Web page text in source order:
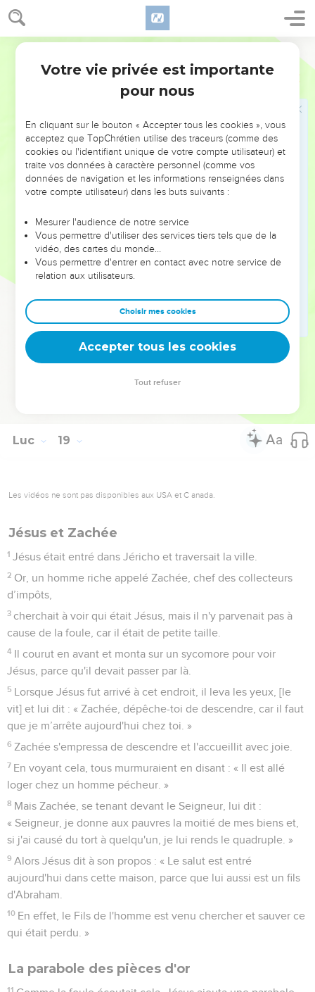
18
il ressuscitera. »
Mais les disciples ne comprirent rien à cela : c'était pour
eux un langage obscur, des paroles dont ils ne saisissaient
pas le sens.
Jésus guérit un aveugle
Comme Jésus était près de Jéricho, un aveugle était assis
au bord du chemin et mendiait.
Il entendit la foule passer et demanda ce qui se passait.
On lui dit : « C'est Jésus de Nazareth qui passe. »
Ceux qui marchaient devant le reprenaient pour le faire
taire, mais il criait beaucoup plus fort : « Fils de David, aie
pitié de moi ! »
Jésus s'arrêta et ordonna qu'on le lui amène ; quand il fut
près de lui, il lui demanda :
« Que veux-tu que je fasse pour toi ? » Il répondit :
« Seigneur, que je retrouve la vue. »
Jésus lui dit : « Retrouve la vue, ta foi t'a sauvé. »
Il retrouva immédiatement la vue et suivit Jésus en
Luc 19
Les vidéos ne sont pas disponibles aux USA et C anada.
Jésus et Zachée
1 Jésus était entré dans Jéricho et traversait la ville.
2 Or, un homme riche appelé Zachée, chef des collecteurs
d’impôts,
3 cherchait à voir qui était Jésus, mais il n'y parvenait pas à
cause de la foule, car il était de petite taille.
4 Il courut en avant et monta sur un sycomore pour voir
Jésus, parce qu'il devait passer par là.
5 Lorsque Jésus fut arrivé à cet endroit, il leva les yeux, [le
vit] et lui dit : « Zachée, dépêche-toi de descendre, car il faut
que je m’arrête aujourd'hui chez toi. »
6 Zachée s'empressa de descendre et l'accueillit avec joie.
7 En voyant cela, tous murmuraient en disant : « Il est allé
loger chez un homme pécheur. »
8 Mais Zachée, se tenant devant le Seigneur, lui dit :
« Seigneur, je donne aux pauvres la moitié de mes biens et,
si j'ai causé du tort à quelqu'un, je lui rends le quadruple. »
9 Alors Jésus dit à son propos : « Le salut est entré
aujourd'hui dans cette maison, parce que lui aussi est un fils
d'Abraham.
10 En effet, le Fils de l'homme est venu chercher et sauver ce
qui était perdu. »
La parabole des pièces d'or
11
Votre vie privée est importante
pour nous
En cliquant sur le bouton « Accepter tous les cookies », vous
acceptez que TopChrétien utilise des traceurs (comme des
cookies ou l'identifiant unique de votre compte utilisateur) et
traite vos données à caractère personnel (comme vos
données de navigation et les informations renseignées dans
votre compte utilisateur) dans les buts suivants :
Mesurer l'audience de notre service
Vous permettre d'utiliser des services tiers tels que de la
vidéo, des cartes du monde…
Vous permettre d'entrer en contact avec notre service de
relation aux utilisateurs.
Choisir mes cookies
Accepter tous les cookies
Tout refuser